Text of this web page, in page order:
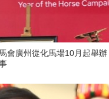
會廣州從化馬場10月起舉辦